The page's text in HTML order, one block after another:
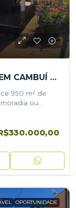
CHÁCARA DE 950 M² À VENDA EM CAMBUÍ COM PISCINA
950 m² de
ou
está à…
OPORTUNIDADE